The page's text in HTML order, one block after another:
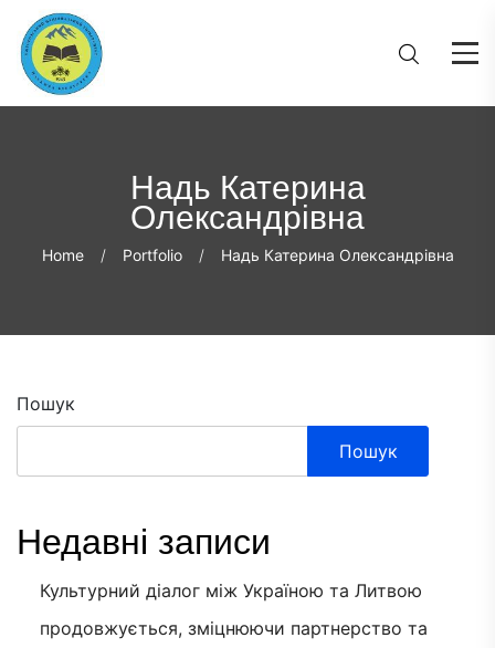
Надь Катерина
Олександрівна
Home Portfolio Надь Катерина Олександрівна
Пошук
Пошук
Недавні записи
Культурний діалог між Україною та Литвою
продовжується, зміцнюючи партнерство та